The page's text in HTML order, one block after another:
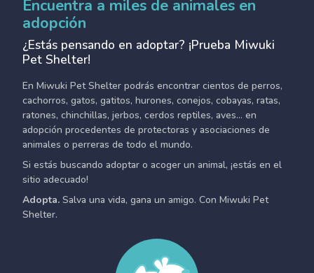
Encuentra a miles de animales en
adopción
¿Estás pensando en adoptar? ¡Prueba Miwuki
Pet Shelter!
En Miwuki Pet Shelter podrás encontrar cientos de perros,
cachorros, gatos, gatitos, hurones, conejos, cobayas, ratas,
ratones, chinchillas, jerbos, cerdos reptiles, aves... en
adopción procedentes de protectoras y asociaciones de
animales o perreras de todo el mundo.
Si estás buscando adoptar o acoger un animal, ¡estás en el
sitio adecuado!
Adopta. Salva una vida, gana un amigo. Con Miwuki Pet
Shelter.